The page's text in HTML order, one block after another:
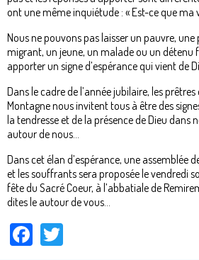
ont une même inquiétude : « Est-ce que ma
Nous ne pouvons pas laisser un pauvre, une
migrant, un jeune, un malade ou un détenu
apporter un signe d’espérance qui vient de
Dans le cadre de l’année jubilaire, les
Montagne nous invitent tous à être des
la tendresse et de la présence de Dieu dans
autour de nous...
Dans cet élan d’espérance, une assemblée
et les souffrants sera proposée le vendredi
fête du Sacré Coeur, à l’abbatiale de
dites le autour de vous...
Facebook